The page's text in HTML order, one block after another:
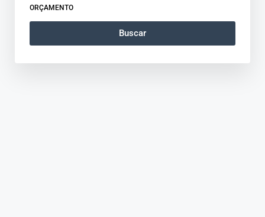
ORÇAMENTO
Buscar